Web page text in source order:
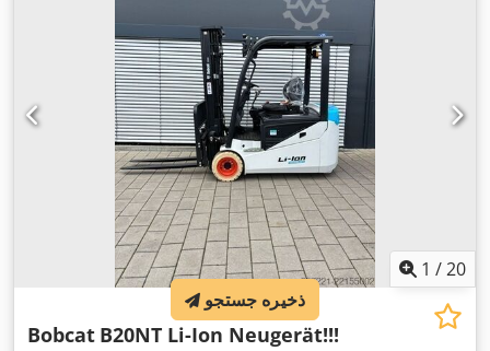
1 /20
Bobcat B20NT Li-Ion Neugerät!!!
ذخیره جستجو